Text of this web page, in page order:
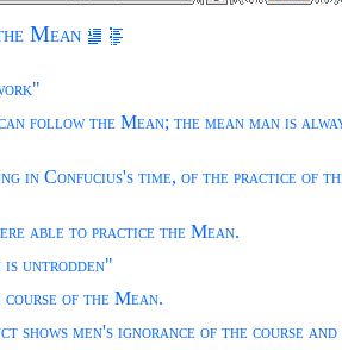
Mean
follow the Mean; the mean man is
in Confucius's time, of the practice of
able to practice the Mean.
is untrodden"
course of the Mean.
shows men's ignorance of the course and